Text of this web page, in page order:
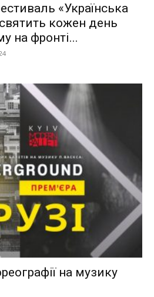
«Українська
кожен день
на фронті...
на музику